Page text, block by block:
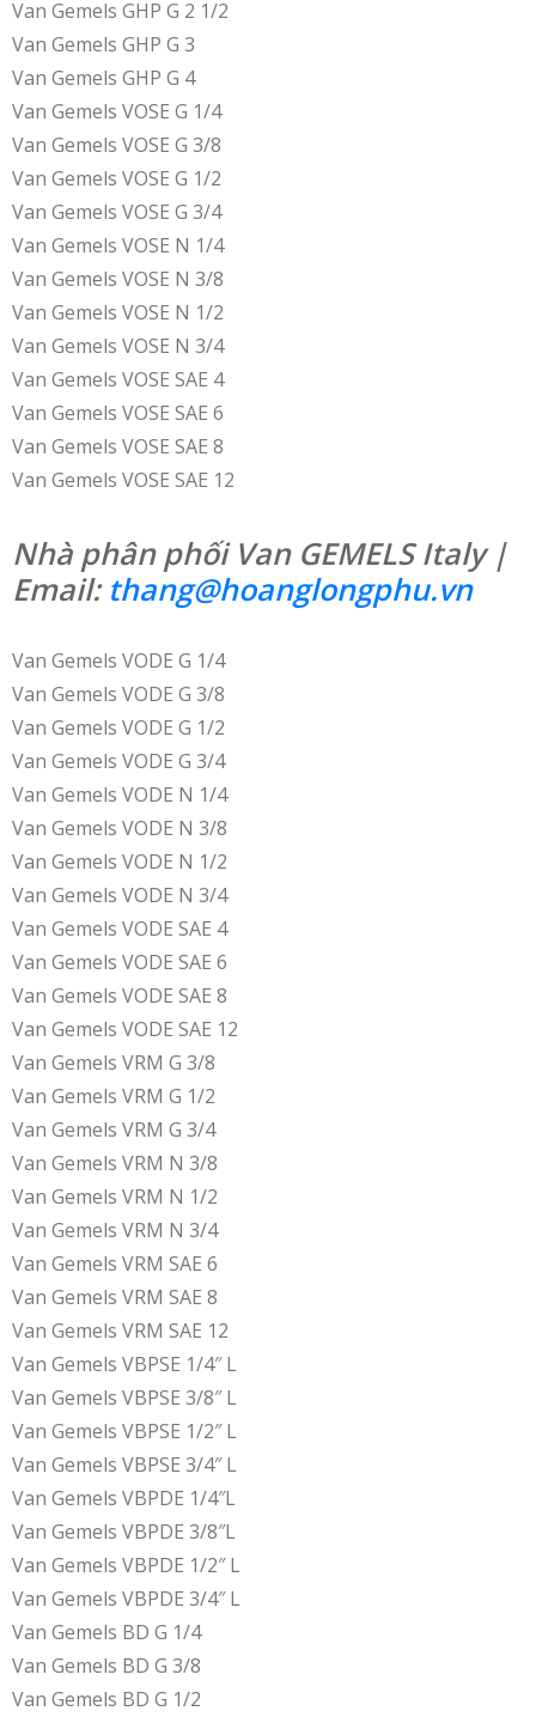
Van Gemels GHP G 2 1/2
Van Gemels GHP G 3
Van Gemels GHP G 4
Van Gemels VOSE G 1/4
Van Gemels VOSE G 3/8
Van Gemels VOSE G 1/2
Van Gemels VOSE G 3/4
Van Gemels VOSE N 1/4
Van Gemels VOSE N 3/8
Van Gemels VOSE N 1/2
Van Gemels VOSE N 3/4
Van Gemels VOSE SAE 4
Van Gemels VOSE SAE 6
Van Gemels VOSE SAE 8
Van Gemels VOSE SAE 12
Nhà phân phối Van GEMELS Italy |
Email: thang@hoanglongphu.vn
Van Gemels VODE G 1/4
Van Gemels VODE G 3/8
Van Gemels VODE G 1/2
Van Gemels VODE G 3/4
Van Gemels VODE N 1/4
Van Gemels VODE N 3/8
Van Gemels VODE N 1/2
Van Gemels VODE N 3/4
Van Gemels VODE SAE 4
Van Gemels VODE SAE 6
Van Gemels VODE SAE 8
Van Gemels VODE SAE 12
Van Gemels VRM G 3/8
Van Gemels VRM G 1/2
Van Gemels VRM G 3/4
Van Gemels VRM N 3/8
Van Gemels VRM N 1/2
Van Gemels VRM N 3/4
Van Gemels VRM SAE 6
Van Gemels VRM SAE 8
Van Gemels VRM SAE 12
Van Gemels VBPSE 1/4″ L
Van Gemels VBPSE 3/8″ L
Van Gemels VBPSE 1/2″ L
Van Gemels VBPSE 3/4″ L
Van Gemels VBPDE 1/4″L
Van Gemels VBPDE 3/8″L
Van Gemels VBPDE 1/2″ L
Van Gemels VBPDE 3/4″ L
Van Gemels BD G 1/4
Van Gemels BD G 3/8
Van Gemels BD G 1/2